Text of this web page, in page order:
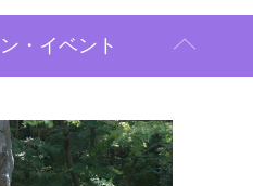
・イベント